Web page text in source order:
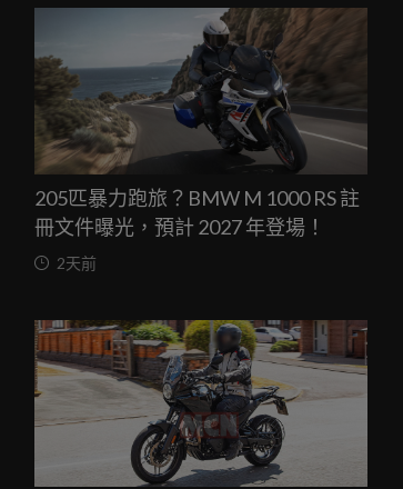
205匹暴力跑旅？BMW M 1000 RS 註
冊文件曝光，預計 2027 年登場！
2天前